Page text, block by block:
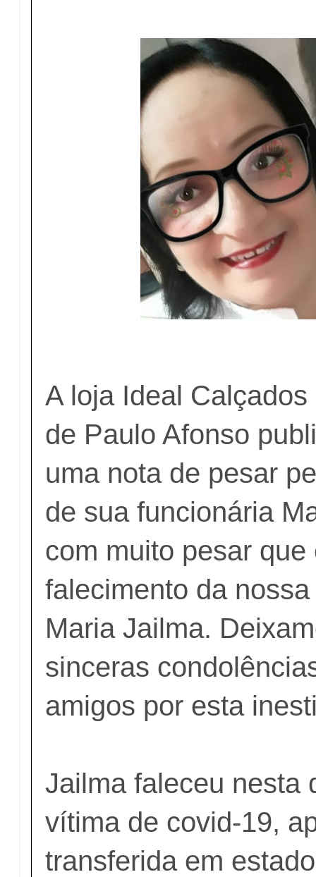
A loja Ideal
de Paulo Afonso
uma nota de pesar
de sua funcionária
com muito pesar
falecimento da
Maria Jailma.
sinceras
amigos por esta
Jailma faleceu nesta
vítima de covid-19,
transferida em